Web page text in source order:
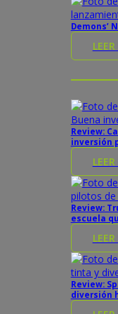
Demons’
Review:
inversión
Review:
escuela
Review:
diversión